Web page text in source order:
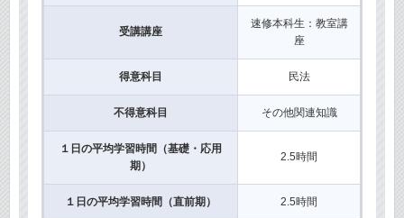
受講講座
速修本科生：教室講
座
得意科目 民法
不得意科目 その他関連知識
１日の平均学習時間（基礎・応用
期）
2.5時間
１日の平均学習時間（直前期） 2.5時間